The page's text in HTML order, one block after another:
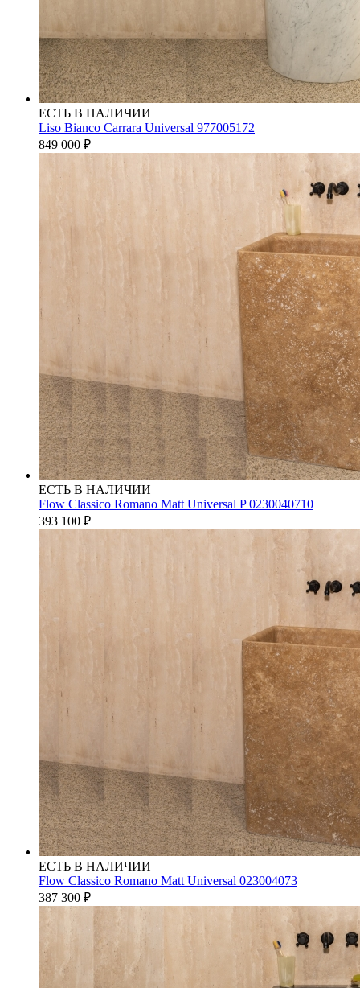
ЕСТЬ В НАЛИЧИИ
Liso Bianco Carrara Universal 977005172
849 000 ₽
ЕСТЬ В НАЛИЧИИ
Flow Classico Romano Matt Universal P 0230040710
393 100 ₽
ЕСТЬ В НАЛИЧИИ
Flow Classico Romano Matt Universal 023004073
387 300 ₽